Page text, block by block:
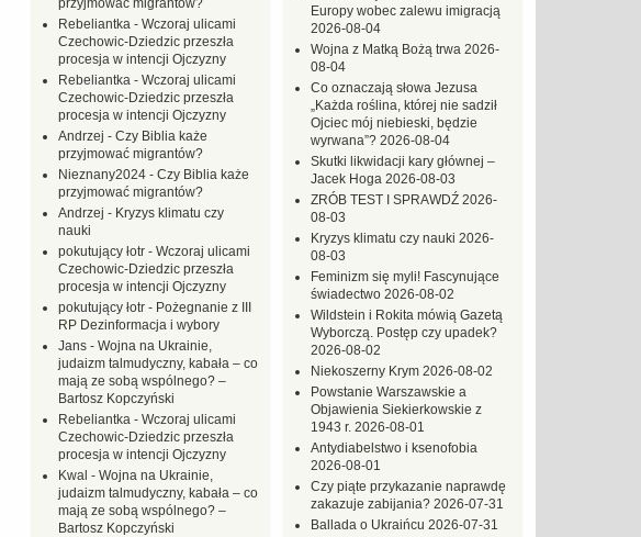
Europy wobec zalewu imigracją
2026-08-04
Wojna z Matką Bożą trwa 2026-
08-04
Co oznaczają słowa Jezusa
„Każda roślina, której nie sadził
Ojciec mój niebieski, będzie
wyrwana”? 2026-08-04
Skutki likwidacji kary głównej –
Jacek Hoga 2026-08-03
ZRÓB TEST I SPRAWDŹ 2026-
08-03
Kryzys klimatu czy nauki 2026-
08-03
Feminizm się myli! Fascynujące
świadectwo 2026-08-02
Wildstein i Rokita mówią Gazetą
Wyborczą. Postęp czy upadek?
2026-08-02
Niekoszerny Krym 2026-08-02
Powstanie Warszawskie a
Objawienia Siekierkowskie z
1943 r. 2026-08-01
Antydiabelstwo i ksenofobia
2026-08-01
Czy piąte przykazanie naprawdę
zakazuje zabijania? 2026-07-31
Ballada o Ukraińcu 2026-07-31
przyjmować migrantów?
Rebeliantka - Wczoraj ulicami
Czechowic-Dziedzic przeszła
procesja w intencji Ojczyzny
Rebeliantka - Wczoraj ulicami
Czechowic-Dziedzic przeszła
procesja w intencji Ojczyzny
Andrzej - Czy Biblia każe
przyjmować migrantów?
Nieznany2024 - Czy Biblia każe
przyjmować migrantów?
Andrzej - Kryzys klimatu czy
nauki
pokutujący łotr - Wczoraj ulicami
Czechowic-Dziedzic przeszła
procesja w intencji Ojczyzny
pokutujący łotr - Pożegnanie z III
RP Dezinformacja i wybory
Jans - Wojna na Ukrainie,
judaizm talmudyczny, kabała – co
mają ze sobą wspólnego? –
Bartosz Kopczyński
Rebeliantka - Wczoraj ulicami
Czechowic-Dziedzic przeszła
procesja w intencji Ojczyzny
Kwal - Wojna na Ukrainie,
judaizm talmudyczny, kabała – co
mają ze sobą wspólnego? –
Bartosz Kopczyński